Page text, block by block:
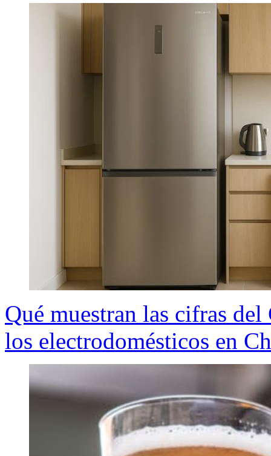
Qué muestran las cifras
los electrodomésticos en